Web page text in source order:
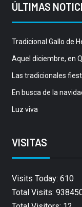
ÚLTIMAS
Tradicional Gallo de
Aquel diciembre, en
Las tradicionales
En busca de la
Luz viva
VISITAS
Visits Today: 610
Total Visits: